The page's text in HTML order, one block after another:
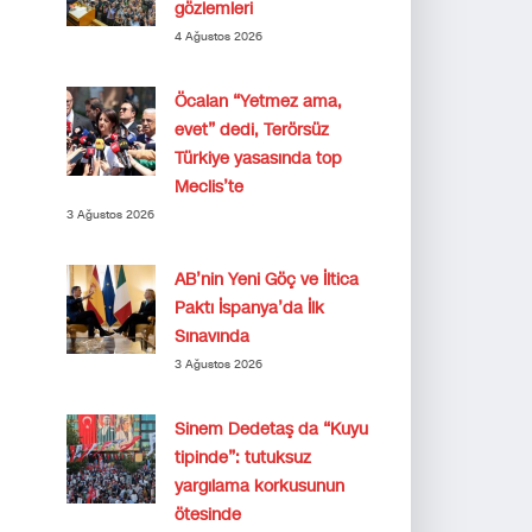
gözlemleri
4 Ağustos 2026
Öcalan “Yetmez ama,
evet” dedi, Terörsüz
Türkiye yasasında top
Meclis’te
3 Ağustos 2026
AB’nin Yeni Göç ve İltica
Paktı İspanya’da İlk
Sınavında
3 Ağustos 2026
Sinem Dedetaş da “Kuyu
tipinde”: tutuksuz
yargılama korkusunun
ötesinde